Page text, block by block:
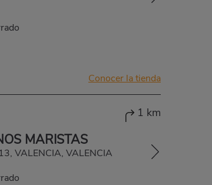
Conocer la tienda
1 km
MARISTAS
VALENCIA, VALENCIA